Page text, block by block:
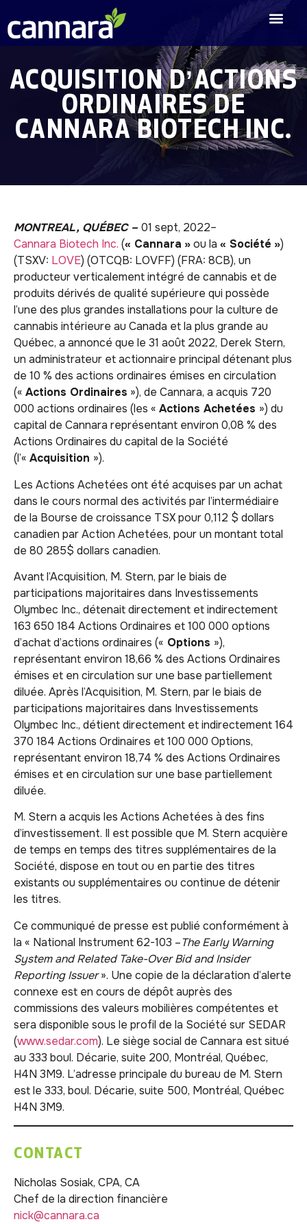
ACQUISITION D’ACTIONS
ORDINAIRES DE
CANNARA BIOTECH INC.
MONTREAL, QUÉBEC – 01 sept, 2022–
Cannara Biotech Inc. (« Cannara »ou la « Société »)
(TSXV: LOVE) (OTCQB: LOVFF) (FRA: 8CB), un
producteur verticalement intégré de cannabis et de
produits dérivés de qualité supérieure qui possède
l’une des plus grandes installations pour la culture de
cannabis intérieure au Canada et la plus grande au
Québec, a annoncé que le 31 août 2022, Derek Stern,
un administrateur et actionnaire principal détenant plus
de 10 % des actions ordinaires émises en circulation
(« Actions Ordinaires »), de Cannara, a acquis 720
000 actions ordinaires (les « Actions Achetées ») du
capital de Cannara représentant environ 0,08 % des
Actions Ordinaires du capital de la Société
(l’« Acquisition »).
Les Actions Achetées ont été acquises par un achat
dans le cours normal des activités par l’intermédiaire
de la Bourse de croissance TSX pour 0,112 $ dollars
canadien par Action Achetées, pour un montant total
de 80 285$ dollars canadien.
Avant l’Acquisition, M. Stern, par le biais de
participations majoritaires dans Investissements
Olymbec Inc., détenait directement et indirectement
163 650 184 Actions Ordinaires et 100 000 options
d’achat d’actions ordinaires (« Options »),
représentant environ 18,66 % des Actions Ordinaires
émises et en circulation sur une base partiellement
diluée. Après l’Acquisition, M. Stern, par le biais de
participations majoritaires dans Investissements
Olymbec Inc., détient directement et indirectement 164
370 184 Actions Ordinaires et 100 000 Options,
représentant environ 18,74 % des Actions Ordinaires
émises et en circulation sur une base partiellement
diluée.
M. Stern a acquis les Actions Achetées à des fins
d’investissement. Il est possible que M. Stern acquière
de temps en temps des titres supplémentaires de la
Société, dispose en tout ou en partie des titres
existants ou supplémentaires ou continue de détenir
les titres.
Ce communiqué de presse est publié conformément à
la « National Instrument 62-103 –The Early Warning
System and Related Take-Over Bid and Insider
Reporting Issuer». Une copie de la déclaration d’alerte
connexe est en cours de dépôt auprès des
commissions des valeurs mobilières compétentes et
sera disponible sous le profil de la Société sur SEDAR
(www.sedar.com). Le siège social de Cannara est situé
au 333 boul. Décarie, suite 200, Montréal, Québec,
H4N 3M9. L’adresse principale du bureau de M. Stern
est le 333, boul. Décarie, suite 500, Montréal, Québec
H4N 3M9.
CONTACT
Nicholas Sosiak, CPA, CA
Chef de la direction financière
nick@cannara.ca